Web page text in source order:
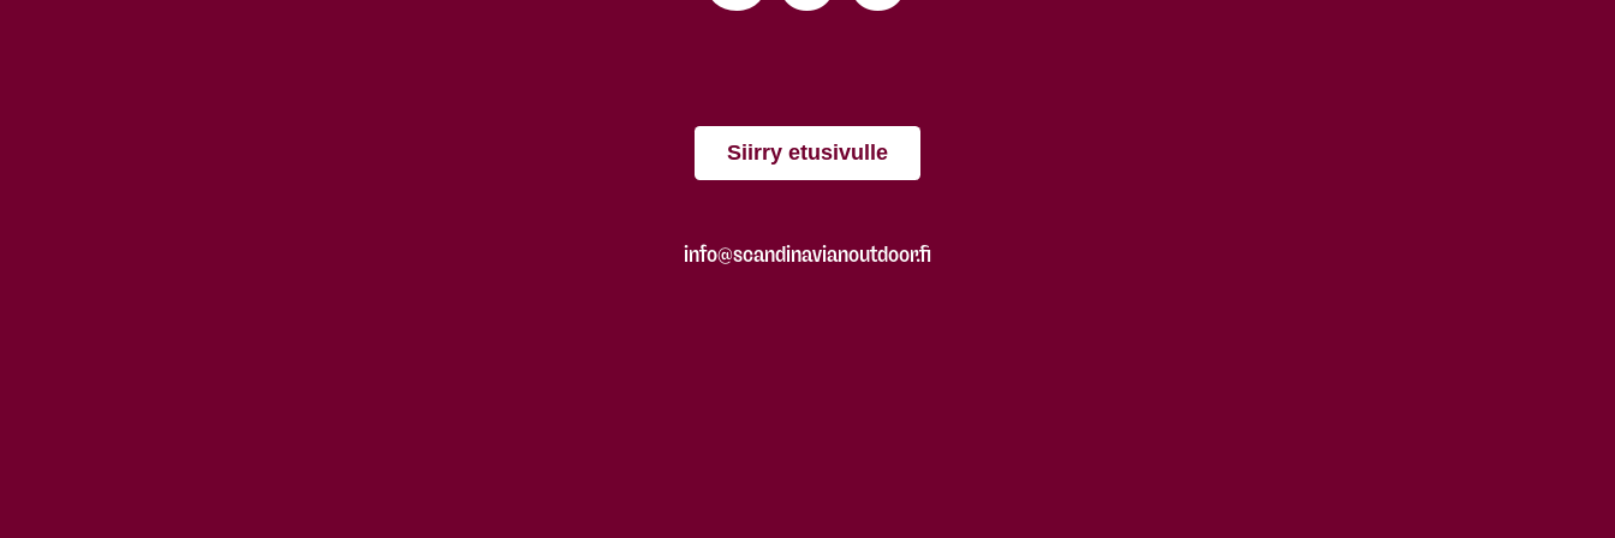
Siirry etusivulle
info@scandinavianoutdoor.fi